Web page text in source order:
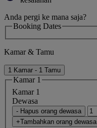
Anda pergi ke mana saja?
Booking Dates
Kamar & Tamu
1 Kamar - 1 Tamu
Kamar 1
Kamar 1
Dewasa
- Hapus orang dewasa
+Tambahkan orang dewasa